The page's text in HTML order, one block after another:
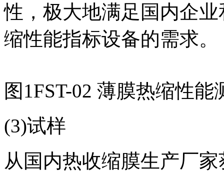
性，极大地满足国内企
缩性能指标设备的需求。
图1FST-02 薄膜热缩性能
(3)试样
从国内热收缩膜生产厂